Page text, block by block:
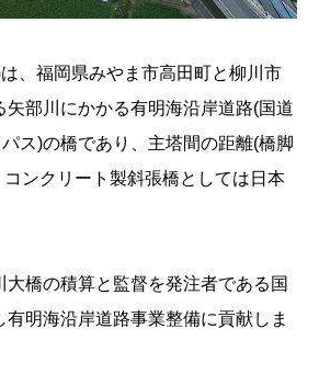
、福岡県みやま市高田町と柳川市
矢部川にかかる有明海沿岸道路(国道
ス)の橋であり、主塔間の距離(橋脚
ンクリート製斜張橋としては日本
大橋の積算と監督を発注者である国
有明海沿岸道路事業整備に貢献しま